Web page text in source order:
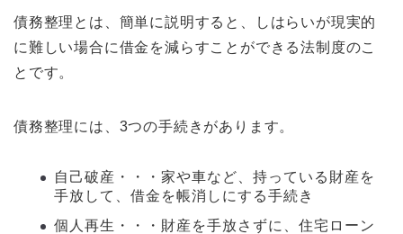
債務整理とは、簡単に説明すると、しはらいが現実的
に難しい場合に借金を減らすことができる法制度のこ
とです。
債務整理には、3つの手続きがあります。
自己破産・・・家や車など、持っている財産を
手放して、借金を帳消しにする手続き
個人再生・・・財産を手放さずに、住宅ローン